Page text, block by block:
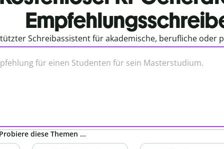
Schreibassistent für akademische, berufliche oder
diese Themen ...